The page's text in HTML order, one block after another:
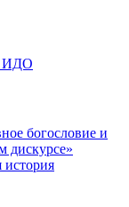
ИДО
богословие и
дискурсе»
история